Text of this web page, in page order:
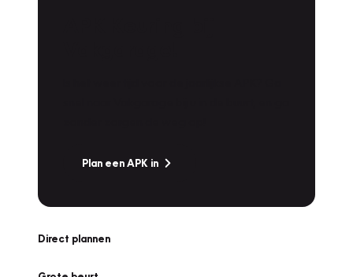
Plan een APK in
Direct plannen